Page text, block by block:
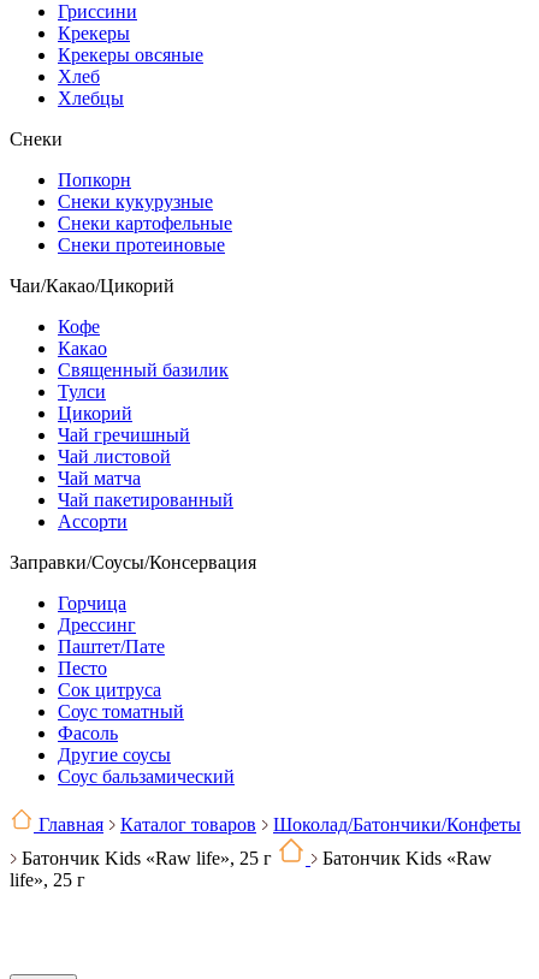
Гриссини
Крекеры
Крекеры овсяные
Хлеб
Хлебцы
Снеки
Попкорн
Снеки кукурузные
Снеки картофельные
Снеки протеиновые
Чаи/Какао/Цикорий
Кофе
Какао
Священный базилик
Тулси
Цикорий
Чай гречишный
Чай листовой
Чай матча
Чай пакетированный
Ассорти
Заправки/Соусы/Консервация
Горчица
Дрессинг
Паштет/Пате
Песто
Сок цитруса
Соус томатный
Фасоль
Другие соусы
Соус бальзамический
Главная Каталог товаров
Шоколад/Батончики/Конфеты
Батончик Kids «Raw life», 25 г
Батончик Kids «Raw
life», 25 г